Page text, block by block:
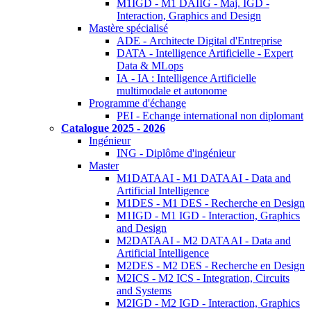
M1IGD - M1 DAIIG - Maj. IGD -
Interaction, Graphics and Design
Mastère spécialisé
ADE - Architecte Digital d'Entreprise
DATA - Intelligence Artificielle - Expert
Data & MLops
IA - IA : Intelligence Artificielle
multimodale et autonome
Programme d'échange
PEI - Echange international non diplomant
Catalogue 2025 - 2026
Ingénieur
ING - Diplôme d'ingénieur
Master
M1DATAAI - M1 DATAAI - Data and
Artificial Intelligence
M1DES - M1 DES - Recherche en Design
M1IGD - M1 IGD - Interaction, Graphics
and Design
M2DATAAI - M2 DATAAI - Data and
Artificial Intelligence
M2DES - M2 DES - Recherche en Design
M2ICS - M2 ICS - Integration, Circuits
and Systems
M2IGD - M2 IGD - Interaction, Graphics